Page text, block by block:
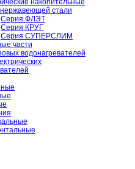
накопительные
нержавеющей стали
Серия ФЛЭТ
Серия КРУГ
Серия СУПЕРСЛИМ
части
водонагревателей